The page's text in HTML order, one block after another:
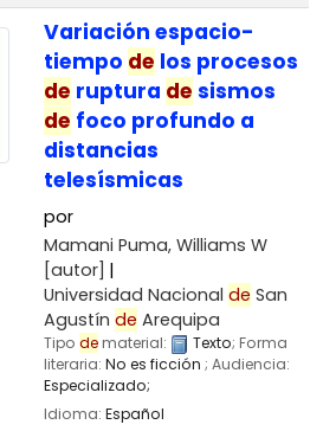
Variación espacio-
tiempo de los procesos
de ruptura de sismos
de foco profundo a
distancias
telesísmicas
por
Mamani Puma, Williams W
[autor]
Universidad Nacional de San
Agustín de Arequipa
Tipo dematerial: Texto; Forma
literaria: No es ficción ; Audiencia:
Especializado;
Idioma: Español